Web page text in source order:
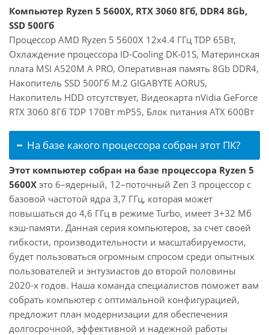
Компьютер Ryzen 5 5600X, RTX 3060 8Гб, DDR4 8Gb,
SSD 500Гб
Процессор AMD Ryzen 5 5600X 12x4.4 ГГц TDP 65Вт,
Охлаждение процессора ID-Cooling DK-01S, Материнская
плата MSI A520M A PRO, Оперативная память 8Gb DDR4,
Накопитель SSD 500Гб M.2 GIGABYTE AORUS,
Накопитель HDD отсутствует, Видеокарта nVidia GeForce
RTX 3060 8Гб TDP 170Вт mP55, Блок питания ATX 600Вт
На базе какого процессора собран этот ПК?
Этот компьютер собран на базе процессора Ryzen 5
5600X это 6–ядерный, 12–поточный Zen 3 процессор с
базовой частотой ядра 3,7 ГГц, которая может
повышаться до 4,6 ГГц в режиме Turbo, имеет 3+32 Мб
кэш-памяти. Данная серия компьютеров, за счет своей
гибкости, производительности и масштабируемости,
будет пользоваться огромным спросом среди опытных
пользователей и энтузиастов до второй половины
2020-х годов. Наша команда специалистов поможет вам
собрать компьютер с оптимальной конфигурацией,
предложит план модернизации для обеспечения
долгосрочной, эффективной и надежной работы